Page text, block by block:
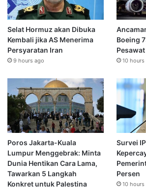
Selat Hormuz akan Dibuka
Kembali jika AS Menerima
Persyaratan Iran
9 hours ago
Boeing
10 hours
Poros Jakarta-Kuala
Lumpur Menggebrak: Minta
Dunia Hentikan Cara Lama,
Tawarkan 5 Langkah
Konkret untuk Palestina
Survei
Persen
10 hours